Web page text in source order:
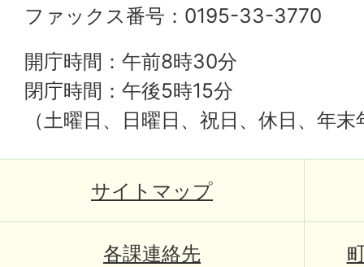
ファックス番号：0195-33-3770
開庁時間：午前8時30分
閉庁時間：午後5時15分
（土曜日、日曜日、祝日、休日、年
サイトマップ
各課連絡先